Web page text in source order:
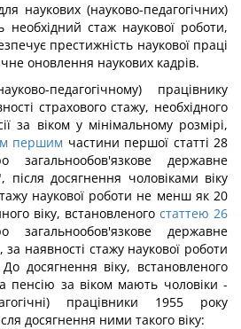
наукових (науково-педагогічних)
необхідний стаж наукової роботи,
престижність наукової праці
оновлення наукових кадрів.
педагогічному) працівнику
страхового стажу, необхідного
за віком у мінімальному розмірі,
першим частини першої статті 28
загальнообов'язкове державне
після досягнення чоловіками віку
наукової роботи не менш як 20
віку, встановленого статтею 26
загальнообов'язкове державне
наявності стажу наукової роботи
досягнення віку, встановленого
за віком мають чоловіки -
працівники 1955 року
досягнення ними такого віку: